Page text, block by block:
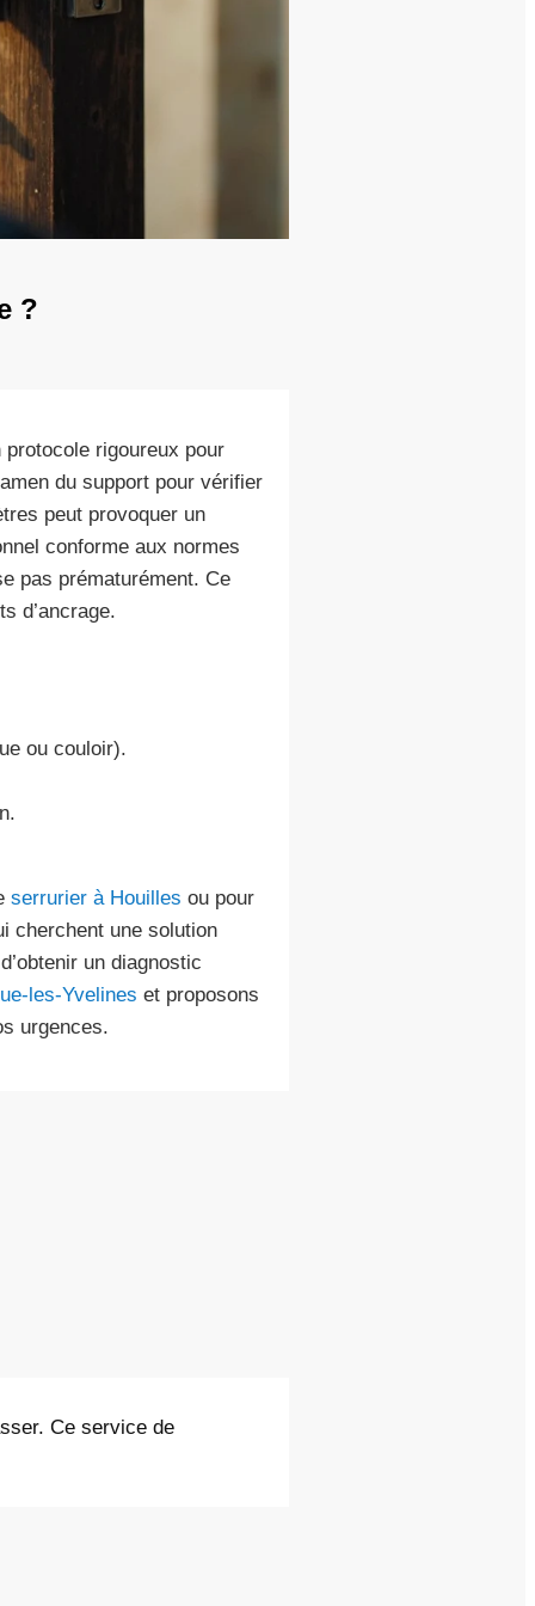
?
protocole rigoureux pour
du support pour vérifier
peut provoquer un
conforme aux normes
pas prématurément. Ce
d’ancrage.
ou couloir).
serrurier à Houilles ou pour
cherchent une solution
un diagnostic
les-Yvelines et proposons
urgences.
Ce service de